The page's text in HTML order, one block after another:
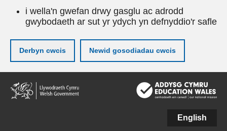
i wella'n gwefan drwy gasglu ac adrodd
gwybodaeth ar sut yr ydych yn defnyddio'r safle
Derbyn cwcis Newid gosodiadau cwcis
Neidio
i'r
prif
English